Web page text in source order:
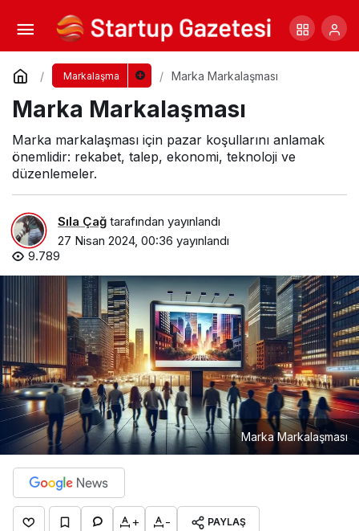
Markalaşma Marka Markalaşması
Marka Markalaşması
Marka markalaşması için pazar koşullarını anlamak
önemlidir: rekabet, talep, ekonomi, teknoloji ve
düzenlemeler.
Sıla Çağ tarafından yayınlandı
27 Nisan 2024, 00:36 yayınlandı
9.789
Marka Markalaşması
+ - PAYLAŞ
Girişimciler İçin Marka Tescili: 5 Önemli Adım
Yorum Yap Paylaş